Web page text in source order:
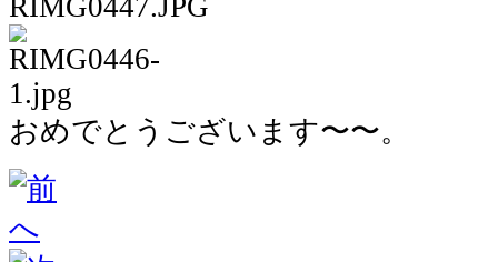
おめでとうございます〜〜。